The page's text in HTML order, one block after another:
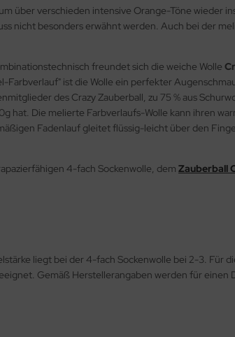
über verschieden intensive Orange-Töne wieder
nicht besonders erwähnt werden. Auch bei der
freundet sich die weiche Wolle
Farbverlauf" ist die Wolle ein perfekter
des Crazy Zauberball, zu 75 % aus
hat. Die melierte Farbverlaufs-Wolle kann ihren
Fadenlauf gleitet flüssig-leicht über den
4-fach Sockenwolle, dem Zauberball
liegt bei der 4-fach Sockenwolle bei 2-3. Für
Gemäß Herstellerangaben werden für